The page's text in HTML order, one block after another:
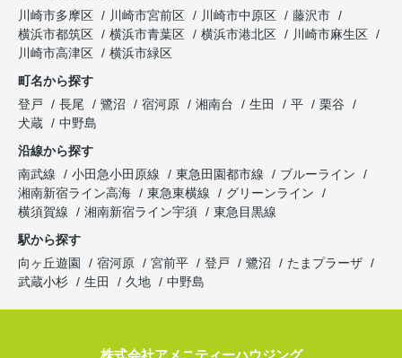
川崎市多摩区
川崎市宮前区 川崎市中原区
藤沢市
横浜市都筑区
横浜市青葉区 横浜市港北区
川崎市麻生区
川崎市高津区
横浜市緑区
町名から探す
登戸
長尾 鷺沼 宿河原 湘南台 生田 平
栗谷
犬蔵
中野島
沿線から探す
南武線
小田急小田原線 東急田園都市線
ブルーライン
湘南新宿ライン高海
東急東横線
グリーンライン
横須賀線
湘南新宿ライン宇須
東急目黒線
駅から探す
向ヶ丘遊園
宿河原 宮前平 登戸 鷺沼
たまプラーザ
武蔵小杉
生田 久地 中野島
株式会社アメニティーハウジング